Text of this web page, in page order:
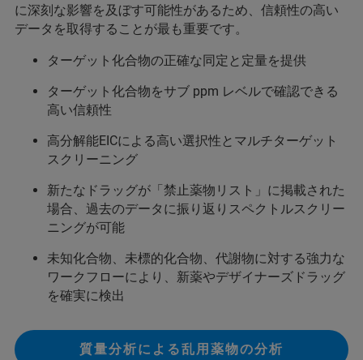
に深刻な影響を及ぼす可能性があるため、信頼性の高い
データを取得することが最も重要です。
ターゲット化合物の正確な同定と定量を提供
ターゲット化合物をサブ ppm レベルで確認できる
高い信頼性
高分解能EICによる高い選択性とマルチターゲット
スクリーニング
新たなドラッグが「禁止薬物リスト」に掲載された
場合、過去のデータに振り返りスペクトルスクリー
ニングが可能
未知化合物、未標的化合物、代謝物に対する強力な
ワークフローにより、新薬やデザイナーズドラッグ
を確実に検出
質量分析による乱用薬物の分析